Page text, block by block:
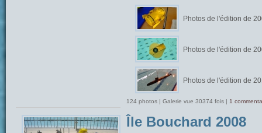
Photos de l'édition de
Photos de l'édition de
Photos de l'édition de
124 photos | Galerie vue 30374 fois | 1
Île Bouchard 2008